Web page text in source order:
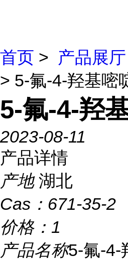
首页 > 产品展厅
> 5-氟-4-羟基嘧
5-氟-4-羟
2023-08-11
产品详情
产地 湖北
Cas： 671-35-2
价格： 1
产品名称5-氟-4-